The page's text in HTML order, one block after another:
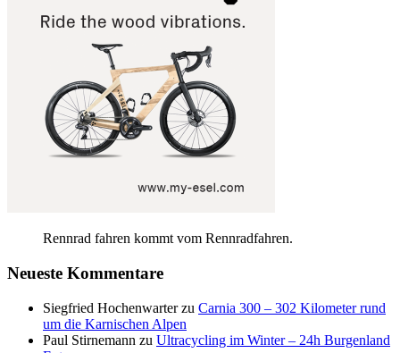
Rennrad fahren kommt vom Rennradfahren.
Neueste Kommentare
Siegfried Hochenwarterzu Carnia 300 – 302 Kilometer rund
um die Karnischen Alpen
Paul Stirnemann zu Ultracycling im Winter – 24h Burgenland